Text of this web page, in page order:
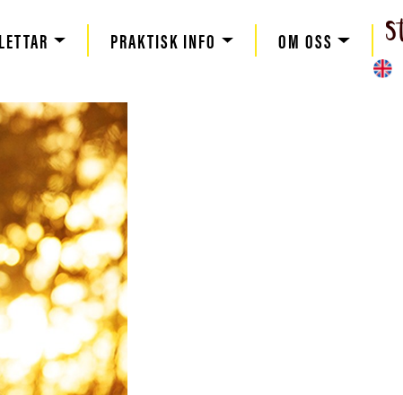
PRAKTISK INFO OM OSS